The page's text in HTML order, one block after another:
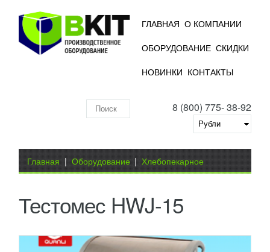
ГЛАВНАЯ О КОМПАНИИ
ОБОРУДОВАНИЕ СКИДКИ
НОВИНКИ КОНТАКТЫ
8 (800) 775- 38-92
складу
Вы здесь
Главная | Оборудование | Хлебопекарное
15
Тестомес HWJ-15